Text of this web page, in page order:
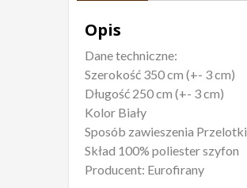
Opis
Dane techniczne:
Szerokość 350 cm (+- 3 cm)
Długość 250 cm (+- 3 cm)
Kolor Biały
Sposób zawieszenia Przelotki
Skład 100% poliester szyfon
Producent: Eurofirany